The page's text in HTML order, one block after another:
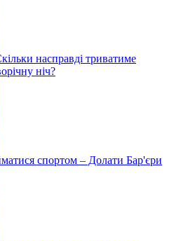
насправді триватиме
ніч?
спортом – Долати Бар'єри